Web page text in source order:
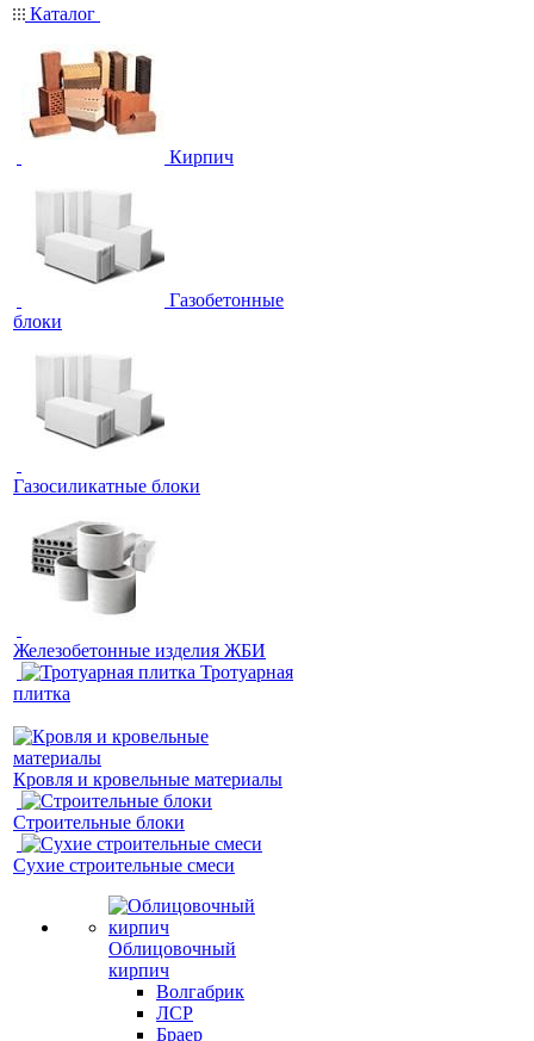
Каталог
Кирпич
Газобетонные
блоки
Газосиликатные блоки
Железобетонные изделия ЖБИ
Тротуарная
плитка
Кровля и кровельные материалы
Строительные блоки
Сухие строительные смеси
Облицовочный
кирпич
Волгабрик
ЛСР
Браер